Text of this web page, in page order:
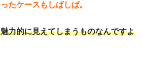
たケースもしばしば。
力的に見えてしまうものなんですよ